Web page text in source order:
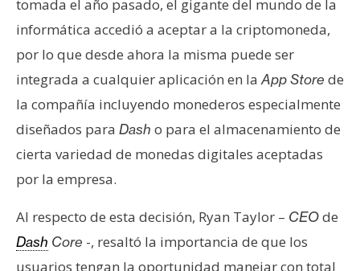
A
A
n
á
l
s
i
N
tomada el año pasado, el gigante del mundo de la
informática accedió a aceptar a la criptomoneda,
por lo que desde ahora la misma puede ser
integrada a cualquier aplicación en la App Store de
la compañía incluyendo monederos especialmente
diseñados para Dash o para el almacenamiento de
cierta variedad de monedas digitales aceptadas
por la empresa.
Al respecto de esta decisión, Ryan Taylor – CEOde
Dash Core -, resaltó la importancia de que los
usuarios tengan la oportunidad manejar con total